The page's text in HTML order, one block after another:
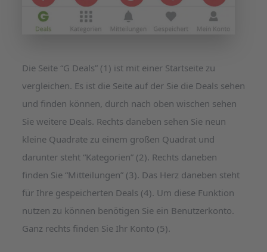
Die Seite “G Deals” (1) ist mit einer Startseite zu
vergleichen. Es ist die Seite auf der Sie die Deals sehen
und finden können, durch nach oben wischen sehen
Sie weitere Deals. Rechts daneben sehen Sie neun
kleine Quadrate zu einem großen Quadrat und
darunter steht “Kategorien” (2). Rechts daneben
finden Sie “Mitteilungen” (3). Das Herz daneben steht
für Ihre gespeicherten Deals (4). Um diese Funktion
nutzen zu können benötigen Sie ein Benutzerkonto.
Ganz rechts finden Sie Ihr Konto (5).